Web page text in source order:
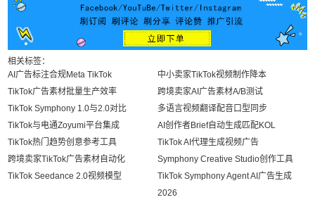
相关标签：
AI广告标注合规Meta TikTok
中小卖家TikTok视频制作降本
TikTok广告素材批量生产效率
跨境卖家AI广告素材A/B测试
TikTok Symphony 1.0与2.0对比
多语言视频翻译配音口型同步
TikTok与电通Zoyumi平台集成
AI创作者Brief自动生成匹配KOL
TikTok热门趋势创意参考工具
TikTok AI代理生成视频广告
跨境卖家TikTok广告素材自动化
Symphony Creative Studio创作工具
TikTok Seedance 2.0视频模型
TikTok Symphony Agent AI广告生成
2026